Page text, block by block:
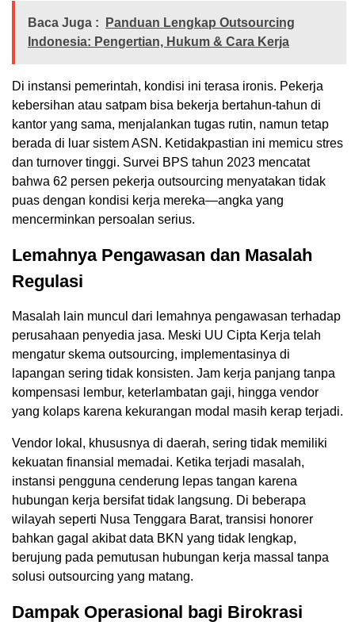
Baca Juga :
Panduan Lengkap Outsourcing
Indonesia: Pengertian, Hukum & Cara Kerja
Di instansi pemerintah, kondisi ini terasa ironis. Pekerja
kebersihan atau satpam bisa bekerja bertahun-tahun di
kantor yang sama, menjalankan tugas rutin, namun tetap
berada di luar sistem ASN. Ketidakpastian ini memicu stres
dan turnover tinggi. Survei BPS tahun 2023 mencatat
bahwa 62 persen pekerja outsourcing menyatakan tidak
puas dengan kondisi kerja mereka—angka yang
mencerminkan persoalan serius.
Lemahnya Pengawasan dan Masalah
Regulasi
Masalah lain muncul dari lemahnya pengawasan terhadap
perusahaan penyedia jasa. Meski UU Cipta Kerja telah
mengatur skema outsourcing, implementasinya di
lapangan sering tidak konsisten. Jam kerja panjang tanpa
kompensasi lembur, keterlambatan gaji, hingga vendor
yang kolaps karena kekurangan modal masih kerap terjadi.
Vendor lokal, khususnya di daerah, sering tidak memiliki
kekuatan finansial memadai. Ketika terjadi masalah,
instansi pengguna cenderung lepas tangan karena
hubungan kerja bersifat tidak langsung. Di beberapa
wilayah seperti Nusa Tenggara Barat, transisi honorer
bahkan gagal akibat data BKN yang tidak lengkap,
berujung pada pemutusan hubungan kerja massal tanpa
solusi outsourcing yang matang.
Dampak Operasional bagi Birokrasi